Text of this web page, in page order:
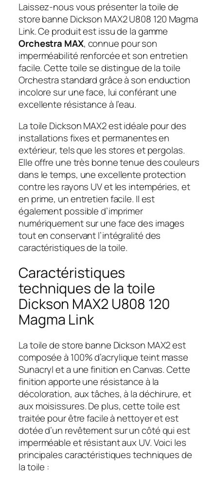
Laissez-nous vous présenter la toile de
store banne Dickson MAX2 U808 120 Magma
Link. Ce produit est issu de la gamme
Orchestra MAX, connue pour son
imperméabilité renforcée et son entretien
facile. Cette toile se distingue de la toile
Orchestra standard grâce à son enduction
incolore sur une face, lui conférant une
excellente résistance à l’eau.
La toile Dickson MAX2 est idéale pour des
installations fixes et permanentes en
extérieur, tels que les stores et pergolas.
Elle offre une très bonne tenue des couleurs
dans le temps, une excellente protection
contre les rayons UV et les intempéries, et
en prime, un entretien facile. Il est
également possible d’imprimer
numériquement sur une face des images
tout en conservant l’intégralité des
caractéristiques de la toile.
Caractéristiques
techniques de la toile
Dickson MAX2 U808 120
Magma Link
La toile de store banne Dickson MAX2 est
composée à 100% d’acrylique teint masse
Sunacryl et a une finition en Canvas. Cette
finition apporte une résistance à la
décoloration, aux tâches, à la déchirure, et
aux moisissures. De plus, cette toile est
traitée pour être facile à nettoyer et est
dotée d’un revêtement sur un côté qui est
imperméable et résistant aux UV. Voici les
principales caractéristiques techniques de
la toile :